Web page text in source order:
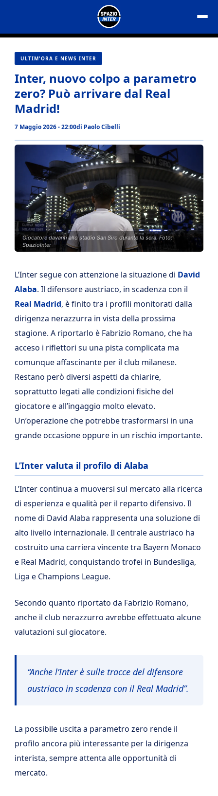
contenuto
ULTIM'ORA E NEWS INTER
Inter, nuovo colpo a parametro
zero? Può arrivare dal Real
Madrid!
7 Maggio 2026 - 22:00di Paolo Cibelli
Giocatore davanti allo stadio San Siro durante la sera. Foto:
SpazioInter
L’Inter segue con attenzione la situazione di David
Alaba. Il difensore austriaco, in scadenza con il
Real Madrid, è finito tra i profili monitorati dalla
dirigenza nerazzurra in vista della prossima
stagione. A riportarlo è Fabrizio Romano, che ha
acceso i riflettori su una pista complicata ma
comunque affascinante per il club milanese.
Restano però diversi aspetti da chiarire,
soprattutto legati alle condizioni fisiche del
giocatore e all’ingaggio molto elevato.
Un’operazione che potrebbe trasformarsi in una
grande occasione oppure in un rischio importante.
L’Inter valuta il profilo di Alaba
L’Inter continua a muoversi sul mercato alla ricerca
di esperienza e qualità per il reparto difensivo. Il
nome di David Alaba rappresenta una soluzione di
alto livello internazionale. Il centrale austriaco ha
costruito una carriera vincente tra Bayern Monaco
e Real Madrid, conquistando trofei in Bundesliga,
Liga e Champions League.
Secondo quanto riportato da Fabrizio Romano,
anche il club nerazzurro avrebbe effettuato alcune
valutazioni sul giocatore.
“Anche l’Inter è sulle tracce del difensore
austriaco in scadenza con il Real Madrid”.
La possibile uscita a parametro zero rende il
profilo ancora più interessante per la dirigenza
interista, sempre attenta alle opportunità di
mercato.